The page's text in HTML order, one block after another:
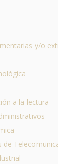
y/o
a la lectura
de